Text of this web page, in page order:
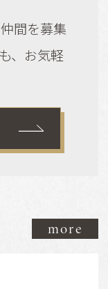
間を募集
、お気軽
more